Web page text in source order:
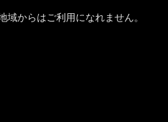
域からはご利用になれません。